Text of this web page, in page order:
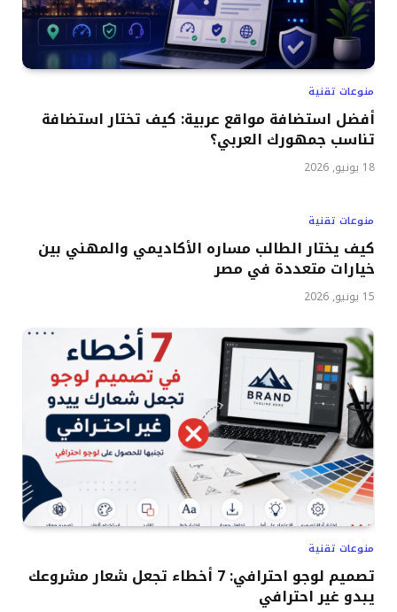
منوعات تقنية
أفضل استضافة مواقع عربية: كيف تختار استضافة
تناسب جمهورك العربي؟
18 يونيو, 2026
منوعات تقنية
كيف يختار الطالب مساره الأكاديمي والمهني بين
خيارات متعددة في مصر
15 يونيو, 2026
منوعات تقنية
تصميم لوجو احترافي: 7 أخطاء تجعل شعار مشروعك
يبدو غير احترافي